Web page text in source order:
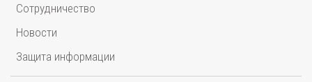
Сотрудничество
Новости
Защита информации